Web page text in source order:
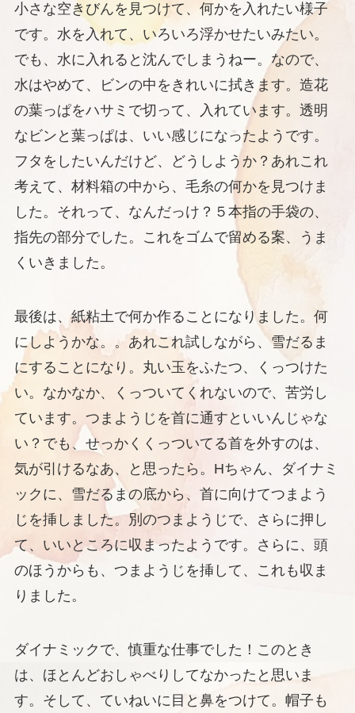
小さな空きびんを見つけて、何かを入れたい様子
です。水を入れて、いろいろ浮かせたいみたい。
でも、水に入れると沈んでしまうねー。なので、
水はやめて、ビンの中をきれいに拭きます。造花
の葉っぱをハサミで切って、入れています。透明
なビンと葉っぱは、いい感じになったようです。
フタをしたいんだけど、どうしようか？あれこれ
考えて、材料箱の中から、毛糸の何かを見つけま
した。それって、なんだっけ？５本指の手袋の、
指先の部分でした。これをゴムで留める案、うま
くいきました。
最後は、紙粘土で何か作ることになりました。何
にしようかな。。あれこれ試しながら、雪だるま
にすることになり。丸い玉をふたつ、くっつけた
い。なかなか、くっついてくれないので、苦労し
ています。つまようじを首に通すといいんじゃな
い？でも、せっかくくっついてる首を外すのは、
気が引けるなあ、と思ったら。Hちゃん、ダイナミ
ックに、雪だるまの底から、首に向けてつまよう
じを挿しました。別のつまようじで、さらに押し
て、いいところに収まったようです。さらに、頭
のほうからも、つまようじを挿して、これも収ま
りました。
ダイナミックで、慎重な仕事でした！このとき
は、ほとんどおしゃべりしてなかったと思いま
す。そして、ていねいに目と鼻をつけて。帽子も